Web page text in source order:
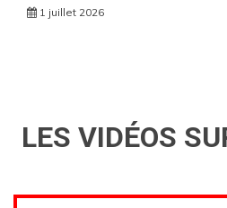
1 juillet 2026
LES VIDÉOS